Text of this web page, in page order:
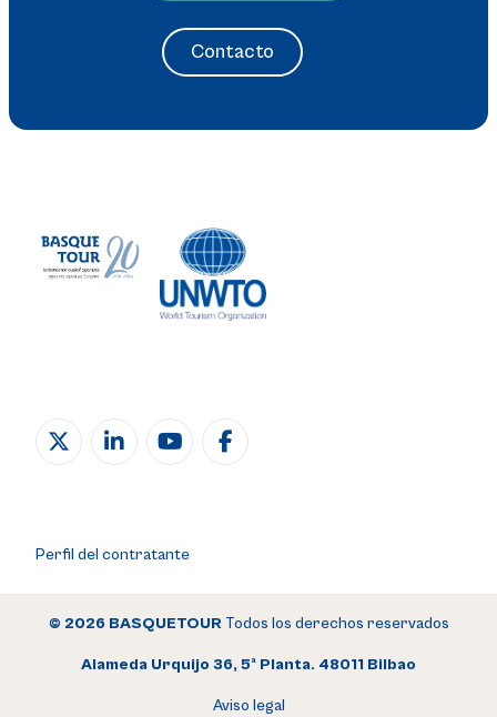
Contacto
Perfil del contratante
© 2026 BASQUETOURTodos los derechos reservados
Alameda Urquijo 36, 5ª Planta. 48011 Bilbao
Aviso legal